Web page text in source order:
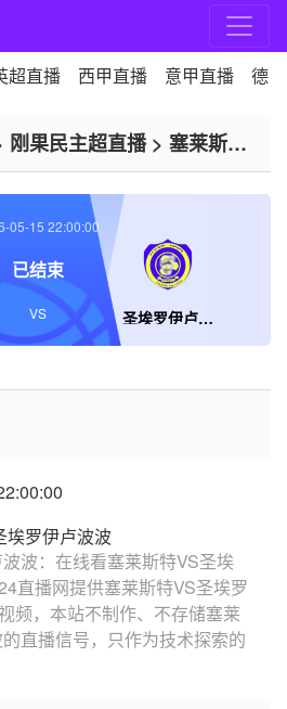
超直播 西甲直播 意甲直播 德
刚果民主超直播> 塞莱斯特
圣埃罗伊卢波波
05-15 22:00:00
已结束
VS
埃罗伊卢波波
波：在线看塞莱斯特VS圣埃
直播网提供塞莱斯特VS圣埃罗
频，本站不制作、不存储塞莱
直播信号，只作为技术探索的